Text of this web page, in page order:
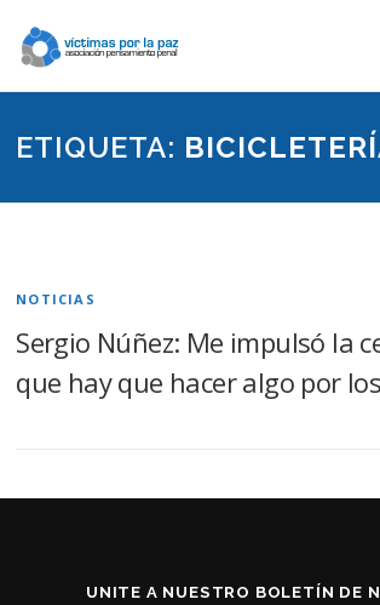
contenido
ETIQUETA:
NOTICIAS
Sergio Núñez: Me impulsó la
que hay que hacer algo por
UNITE A NUESTRO BOLETÍN DE